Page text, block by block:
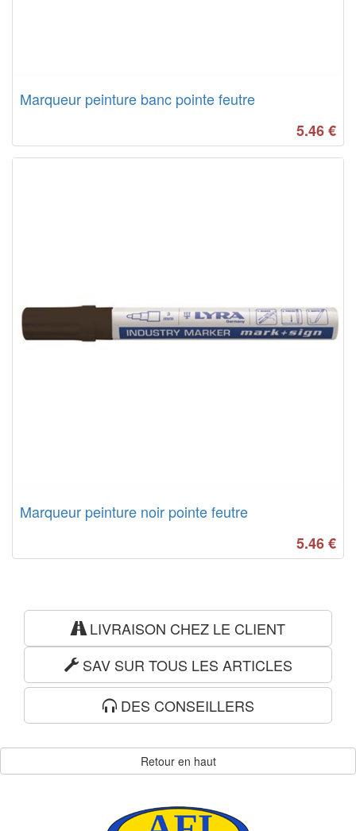
Marqueur peinture banc pointe feutre
5.46€
Marqueur peinture noir pointe feutre
5.46€
LIVRAISON CHEZ LE CLIENT
SAV SUR TOUS LES ARTICLES
DES CONSEILLERS
Retour en haut